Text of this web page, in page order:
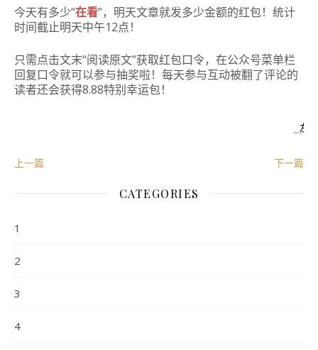
今天有多少“在看”，明天文章就发多少金额的红包！统计
时间截止明天中午12点！
只需点击文末“阅读原文”获取红包口令，在公众号菜单栏
回复口令就可以参与抽奖啦！每天参与互动被翻了评论的
读者还会获得8.88特别幸运包！
左
上一篇 下一篇
CATEGORIES
1
2
3
4